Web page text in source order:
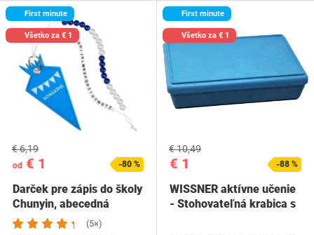
First minute
Všetko za € 1
od € 1
€ 6,19
-80 %
Darček pre zápis do školy
Chunyin, abecedná
počítacia…
(5×)
First minute
Všetko za € 1
€ 1
€ 10,49
-88 %
WISSNER aktívne učenie
- Stohovateľná krabica s